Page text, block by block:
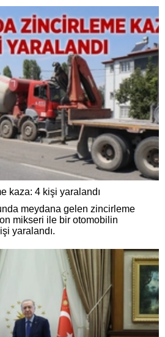
kaza: 4 kişi yaralandı
meydana gelen zincirleme
mikseri ile bir otomobilin
yaralandı.